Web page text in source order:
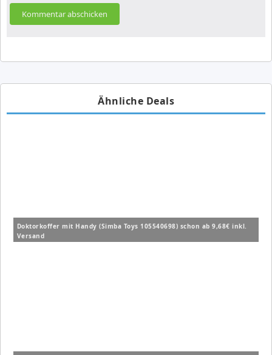
Ähnliche Deals
Doktorkoffer mit Handy (Simba Toys 105540698) schon ab 9,68€ inkl.
Versand